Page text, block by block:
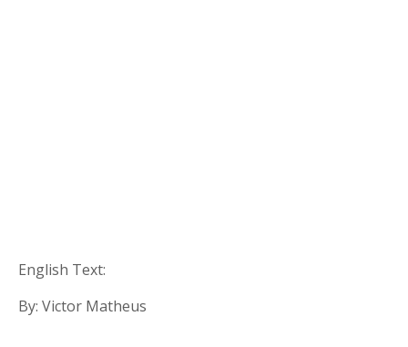
English Text:
By: Victor Matheus